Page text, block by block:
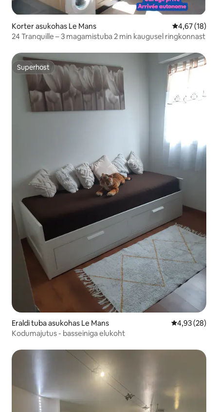
Korter asukohas Le Mans Keskmine
4,67 (18)
24 Tranquille – 3 magamistuba 2 min kaugusel ringkonnast
Superhost
Superhost
Eraldi tuba asukohas Le Mans Keskmine
4,93 (28)
Kodumajutus - basseiniga elukoht